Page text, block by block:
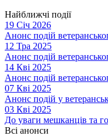
Найближчі події
19 Січ 2026
Анонс подій
12 Тра 2025
Анонс подій
14 Кві 2025
Анонс подій
07 Кві 2025
Анонс подій у
03 Кві 2025
До уваги мешканців та
Всі анонси